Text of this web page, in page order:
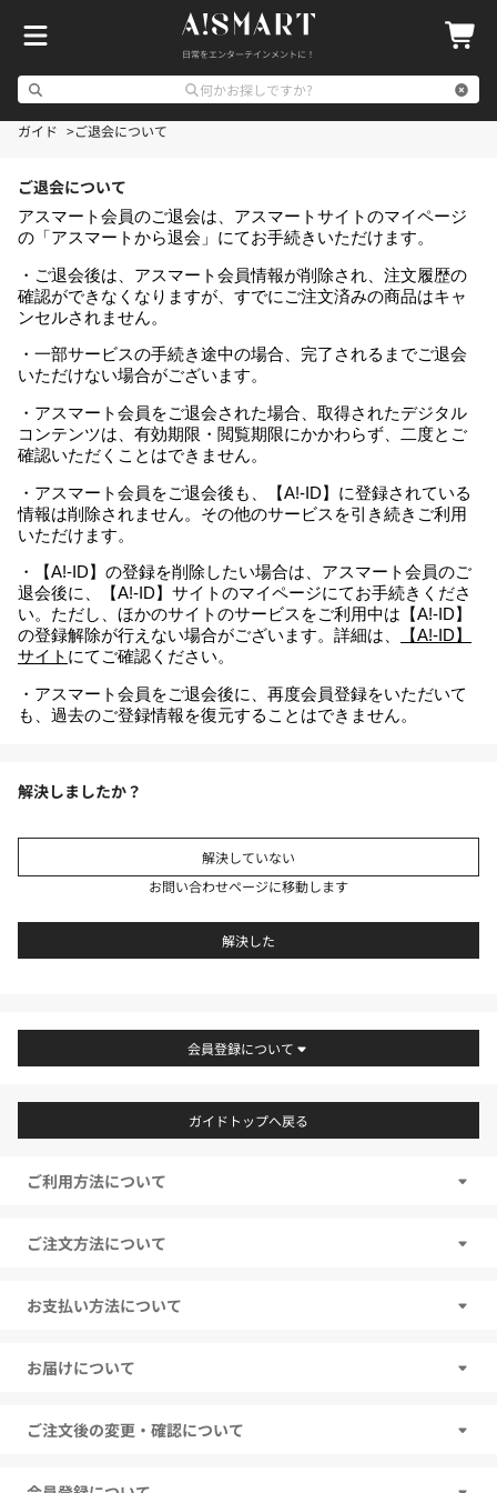
日常をエンターテインメントに！
何かお探しですか?
ガイド ご退会について
ご退会について
アスマート会員のご退会は、アスマートサイトのマイページ
の「アスマートから退会」にてお手続きいただけます。
・ご退会後は、アスマート会員情報が削除され、注文履歴の
確認ができなくなりますが、すでにご注文済みの商品はキャ
ンセルされません。
・一部サービスの手続き途中の場合、完了されるまでご退会
いただけない場合がございます。
・アスマート会員をご退会された場合、取得されたデジタル
コンテンツは、有効期限・閲覧期限にかかわらず、二度とご
確認いただくことはできません。
・アスマート会員をご退会後も、【A!-ID】に登録されている
情報は削除されません。その他のサービスを引き続きご利用
いただけます。
・【A!-ID】の登録を削除したい場合は、アスマート会員のご
退会後に、【A!-ID】サイトのマイページにてお手続きくださ
い。ただし、ほかのサイトのサービスをご利用中は【A!-ID】
の登録解除が行えない場合がございます。詳細は、
【A!-ID】
サイト にてご確認ください。
・アスマート会員をご退会後に、再度会員登録をいただいて
も、過去のご登録情報を復元することはできません。
解決しましたか？
解決していない
お問い合わせページに移動します
解決した
会員登録について
ガイドトップへ戻る
ご利用方法について
ご注文方法について
お支払い方法について
お届けについて
ご注文後の変更・確認について